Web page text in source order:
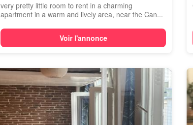
very pretty little room to rent in a charming
apartment in a warm and lively area, near the Can...
Voir l'annonce